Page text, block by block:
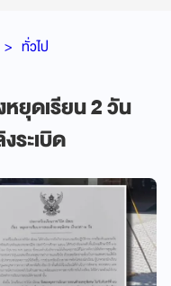
ทั่วไป
หยุดเรียน 2 วัน
ระเบิด